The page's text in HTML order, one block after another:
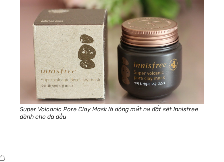
Super Volcanic Pore Clay Mask là dòng mặt nạ đất sét Innisfree
dành cho da dầu